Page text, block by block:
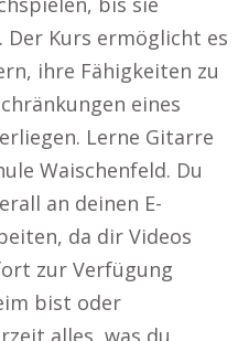
Kurs ermöglicht es
ihre Fähigkeiten zu
eines
Lerne Gitarre
Waischenfeld. Du
an deinen E-
da dir Videos
zur Verfügung
bist oder
alles, was du